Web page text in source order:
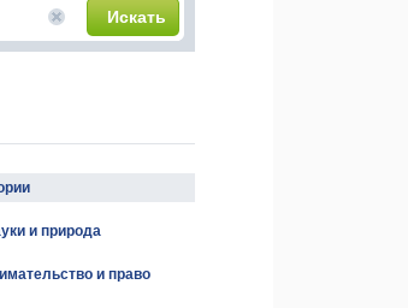
Искать
и природа
и право